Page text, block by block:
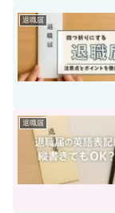
退職届
退職届